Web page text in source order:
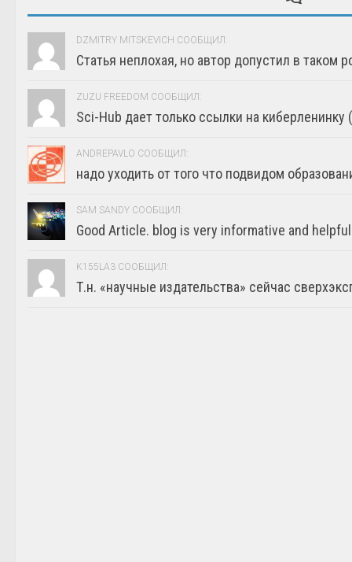
DZMITRY MITSKEVICH СООБЩИЛ:
Статья неплохая, но автор допустил в таком
ZUZU FREEDOM СООБЩИЛ:
Sci-Hub дает только ссылки на киберленинку
ANDREPAVLO СООБЩИЛ:
надо уходить от того что подвидом
SAM SANDY СООБЩИЛ:
Good Article. blog is very informative and helpful
K155LA3 СООБЩИЛ:
Т.н. «научные издательства» сейчас